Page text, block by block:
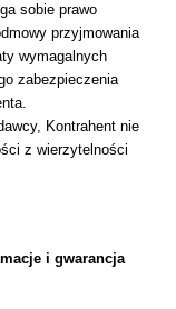
sobie prawo
przyjmowania
wymagalnych
zabezpieczenia
Kontrahent nie
z wierzytelności
i gwarancja